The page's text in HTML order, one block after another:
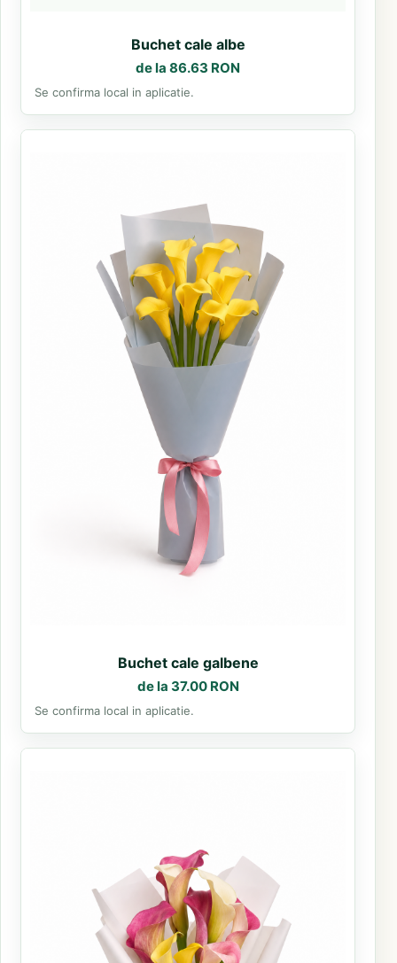
Buchet cale albe
de la 86.63 RON
Se confirma local in aplicatie.
Buchet cale galbene
de la 37.00 RON
Se confirma local in aplicatie.